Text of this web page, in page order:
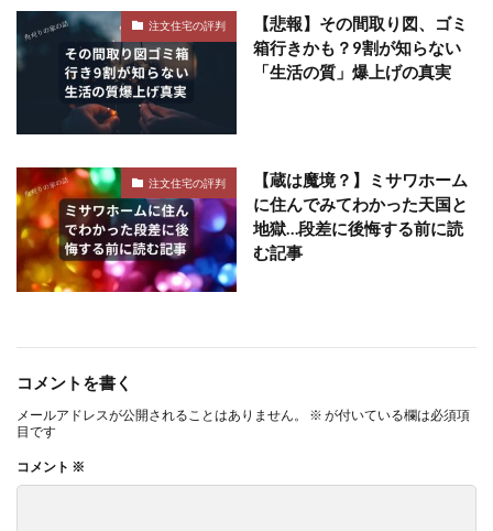
注文住宅の評判
【悲報】その間取り図、ゴミ
箱行きかも？9割が知らない
「生活の質」爆上げの真実
注文住宅の評判
【蔵は魔境？】ミサワホーム
に住んでみてわかった天国と
地獄…段差に後悔する前に読
む記事
コメントを書く
メールアドレスが公開されることはありません。 ※ が付いている欄は必須項
目です
コメント ※